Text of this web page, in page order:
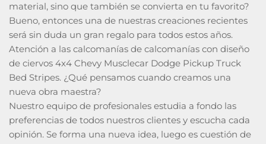
material, sino que también se convierta en tu favorito?
Bueno, entonces una de nuestras creaciones recientes
será sin duda un gran regalo para todos estos años.
Atención a las calcomanías de calcomanías con diseño
de ciervos 4x4 Chevy Musclecar Dodge Pickup Truck
Bed Stripes. ¿Qué pensamos cuando creamos una
nueva obra maestra?
Nuestro equipo de profesionales estudia a fondo las
preferencias de todos nuestros clientes y escucha cada
opinión. Se forma una nueva idea, luego es cuestión de